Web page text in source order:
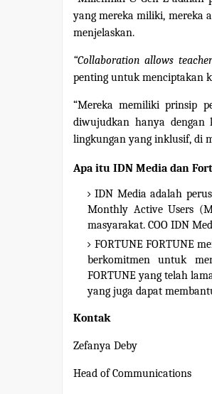
yang mereka miliki, mereka
menjelaskan.
“Collaboration allows
penting untuk menciptakan
“Mereka memiliki prinsip
diwujudkan hanya dengan
lingkungan yang inklusif, di
Apa itu IDN Media dan
IDN Media adalah
Monthly Active Users
masyarakat. COO IDN
FORTUNE FORTUNE
berkomitmen untuk
FORTUNE yang telah
yang juga dapat
Kontak
Zefanya Deby
Head of Communications